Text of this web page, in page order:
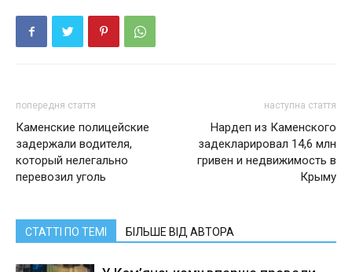
попередня стаття
Каменские полицейские
задержали водителя,
который нелегально
перевозил уголь
наступна стаття
Нардеп из Каменского
задекларировал 14,6 млн
гривен и недвижимость в
Крыму
СТАТТІ ПО ТЕМІ БІЛЬШЕ ВІД АВТОРА